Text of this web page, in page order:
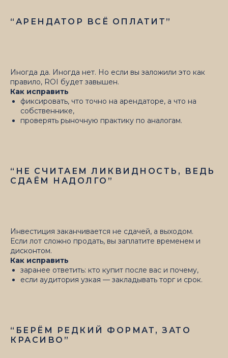
“АРЕНДАТОР ВСЁ ОПЛАТИТ”
Иногда да. Иногда нет. Но если вы заложили это как
правило, ROI будет завышен.
Как исправить
фиксировать, что точно на арендаторе, а что на
собственнике,
проверять рыночную практику по аналогам.
“НЕ СЧИТАЕМ ЛИКВИДНОСТЬ, ВЕДЬ
СДАЁМ НАДОЛГО”
Инвестиция заканчивается не сдачей, а выходом.
Если лот сложно продать, вы заплатите временем и
дисконтом.
Как исправить
заранее ответить: кто купит после вас и почему,
если аудитория узкая — закладывать торг и срок.
“БЕРЁМ РЕДКИЙ ФОРМАТ, ЗАТО
КРАСИВО”